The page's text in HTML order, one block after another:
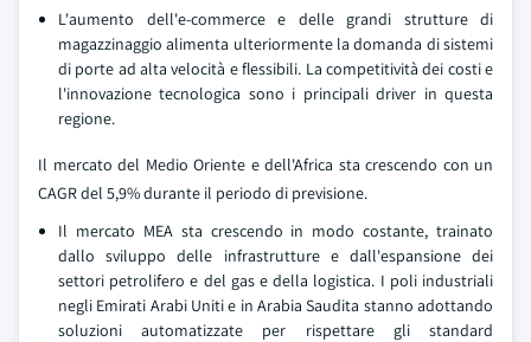
L'aumento dell'e-commerce e delle grandi strutture di
magazzinaggio alimenta ulteriormente la domanda di sistemi
di porte ad alta velocità e flessibili. La competitività dei costi e
l'innovazione tecnologica sono i principali driver in questa
regione.
Il mercato del Medio Oriente e dell'Africa sta crescendo con un
CAGR del 5,9% durante il periodo di previsione.
Il mercato MEA sta crescendo in modo costante, trainato
dallo sviluppo delle infrastrutture e dall'espansione dei
settori petrolifero e del gas e della logistica. I poli industriali
negli Emirati Arabi Uniti e in Arabia Saudita stanno adottando
soluzioni automatizzate per rispettare gli standard